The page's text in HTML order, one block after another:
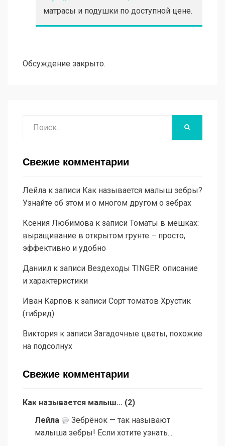
матрасы и подушки по доступной цене.
Обсуждение закрыто.
Свежие комментарии
Лейла к записи Как называется малыш зебры?
Узнайте об этом и о многом другом о зебрах
Ксения Любимова к записи Томаты в мешках:
выращивание в открытом грунте – просто,
эффективно и удобно
Даниил к записи Вездеходы TINGER: описание
и характеристики
Иван Карпов к записи Сорт томатов Хрустик
(гибрид)
Виктория к записи Загадочные цветы, похожие
на подсолнух
Свежие комментарии
Как называется малыш... (2)
Лейла
Зебрёнок — так называют
малыша зебры! Если хотите узнать...